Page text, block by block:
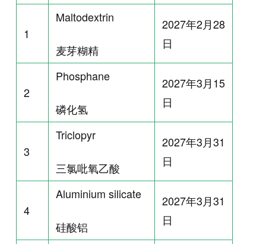
1
Maltodextrin
麦芽糊精
2027年2月28
日
2
Phosphane
磷化氢
2027年3月15
日
3
Triclopyr
三氯吡氧乙酸
2027年3月31
日
4
Aluminium silicate
硅酸铝
2027年3月31
日